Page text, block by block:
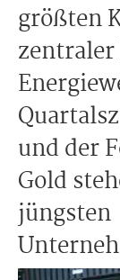
größten
und der
Gold
jüngsten